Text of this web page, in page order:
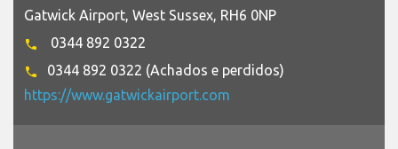
Gatwick Airport, West Sussex, RH6 0NP
phone 0344 892 0322
phone
0344 892 0322 (Achados e perdidos)
https://www.gatwickairport.com